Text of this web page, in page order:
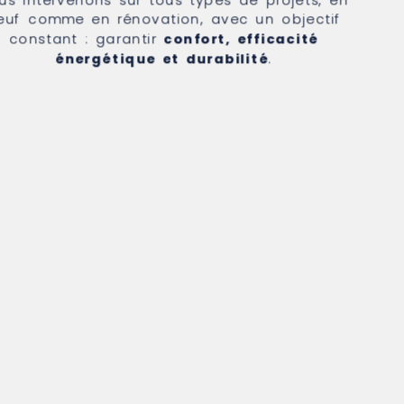
comme en rénovation, avec un objectif
constant : garantir confort, efficacité
énergétique et durabilité.